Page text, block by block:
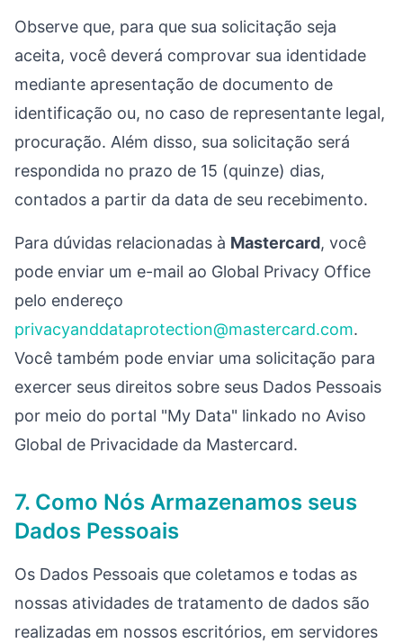
Observe que, para que sua solicitação seja
aceita, você deverá comprovar sua identidade
mediante apresentação de documento de
identificação ou, no caso de representante legal,
procuração. Além disso, sua solicitação será
respondida no prazo de 15 (quinze) dias,
contados a partir da data de seu recebimento.
Para dúvidas relacionadas à Mastercard, você
pode enviar um e-mail ao Global Privacy Office
pelo endereço
privacyanddataprotection@mastercard.com.
Você também pode enviar uma solicitação para
exercer seus direitos sobre seus Dados Pessoais
por meio do portal "My Data" linkado no Aviso
Global de Privacidade da Mastercard.
7. Como Nós Armazenamos seus
Dados Pessoais
Os Dados Pessoais que coletamos e todas as
nossas atividades de tratamento de dados são
realizadas em nossos escritórios, em servidores